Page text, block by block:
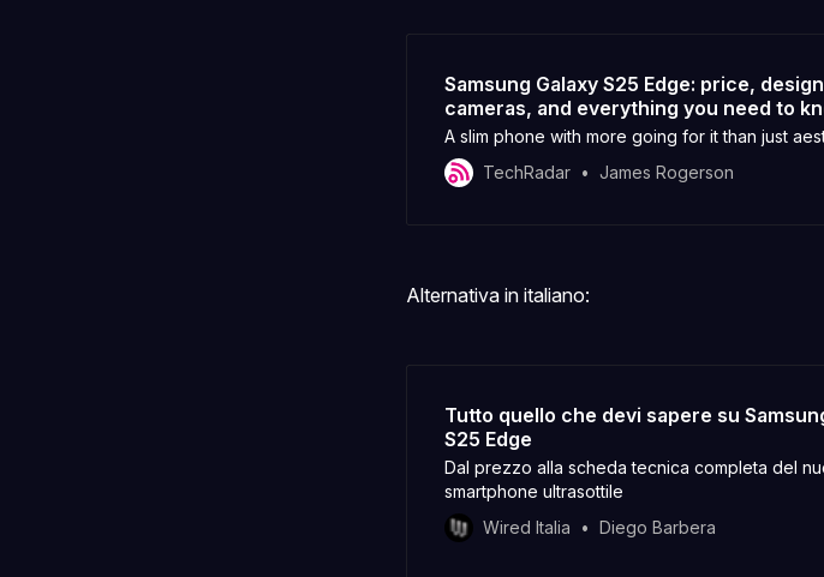
Samsung Galaxy S25 Edge: price,
cameras, and everything you need to
A slim phone with more going for it than just
TechRadar
James Rogerson
Alternativa in italiano:
Tutto quello che devi sapere su
S25 Edge
Dal prezzo alla scheda tecnica completa del
smartphone ultrasottile
Wired Italia
Diego Barbera